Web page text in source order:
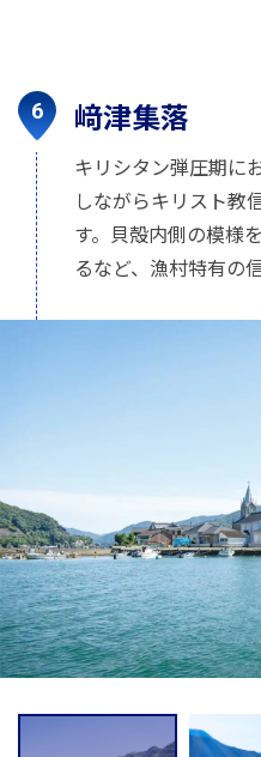
﨑津集落
キリシタン弾圧期に
しながらキリスト教
す。貝殻内側の模様
るなど、漁村特有の